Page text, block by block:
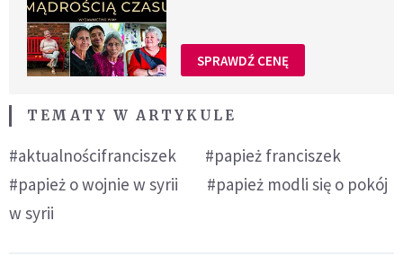
SPRAWDŹ CENĘ
TEMATY W ARTYKULE
#aktualnościfranciszek
#papież franciszek
#papież o wojnie w syrii
#papież modli się o pokój
w syrii